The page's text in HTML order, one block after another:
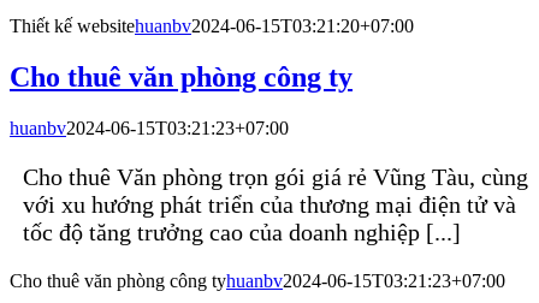
Thiết kế websitehuanbv2024-06-15T03:21:20+07:00
Cho thuê văn phòng công ty
huanbv2024-06-15T03:21:23+07:00
Cho thuê Văn phòng trọn gói giá rẻ Vũng Tàu, cùng
với xu hướng phát triển của thương mại điện tử và
tốc độ tăng trưởng cao của doanh nghiệp [...]
Cho thuê văn phòng công tyhuanbv2024-06-15T03:21:23+07:00